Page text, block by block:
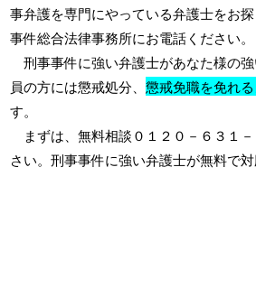
事弁護を専門にやっている弁護士をお
事件総合法律事務所にお電話ください。
刑事事件に強い弁護士があなた様の
員の方には懲戒処分、懲戒免職を免れ
す。
まずは、無料相談０１２０－６３１
さい。刑事事件に強い弁護士が無料で対